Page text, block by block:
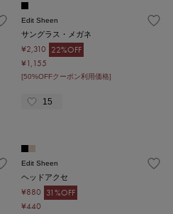
Edit Sheen
サングラス・メガネ
¥2,310 22%OFF
¥1,155
[50%OFFクーポン利用価格]
15
Edit Sheen
ヘッドアクセ
¥880 31%OFF
¥440